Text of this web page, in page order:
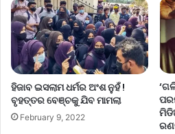
ହିଜାବ ଇସଲାମ ଧର୍ମର ଅଂଶ ନୁହଁ !
ବୃହତ୍ତର ବେଞ୍ଚକୁ ଯିବ ମାମଲା
February 9, 2022